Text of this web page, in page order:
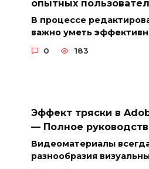
опытных
В процессе
важно уметь
0 183
Эффект тряски в
— Полное
Видеоматериалы
разнообразия